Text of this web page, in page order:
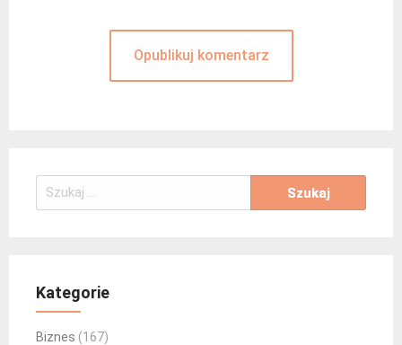
Szukaj:
Kategorie
Biznes (167)